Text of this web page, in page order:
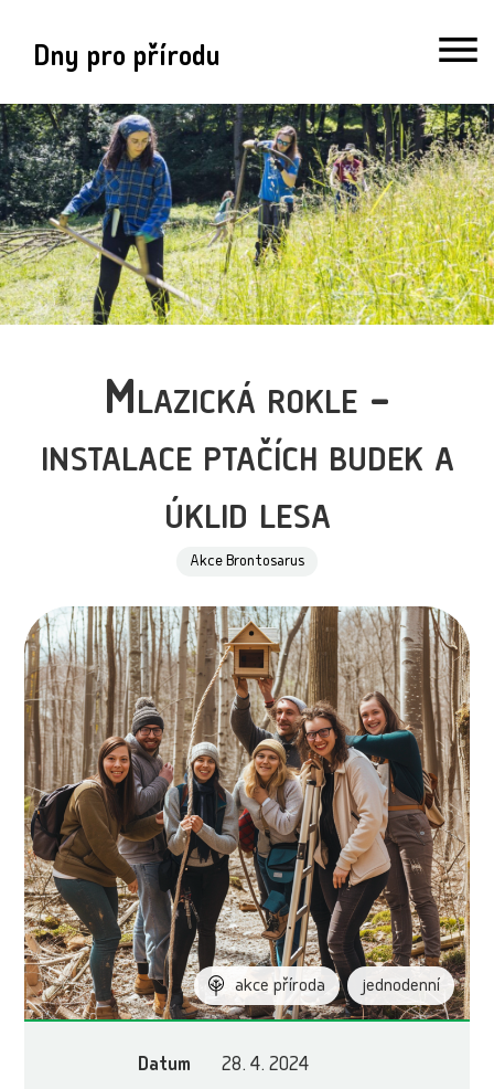
Dny pro přírodu
Mlazická rokle -
instalace ptačích budek a
úklid lesa
Akce Brontosarus
akce příroda jednodenní
Datum
28. 4. 2024